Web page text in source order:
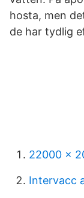
hosta, men
de har tydlig
22000 x
Intervacc